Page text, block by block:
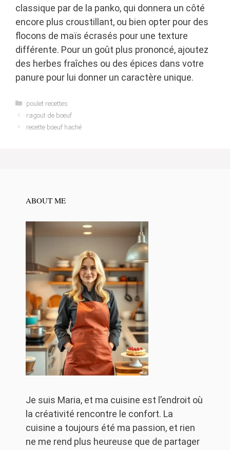
classique par de la panko, qui donnera un côté
encore plus croustillant, ou bien opter pour des
flocons de maïs écrasés pour une texture
différente. Pour un goût plus prononcé, ajoutez
des herbes fraîches ou des épices dans votre
panure pour lui donner un caractère unique.
Categories
poulet recettes
ragout de boeuf
recette boeuf haché
ABOUT ME
Je suis Maria, et ma cuisine est l’endroit où
la créativité rencontre le confort. La
cuisine a toujours été ma passion, et rien
ne me rend plus heureuse que de partager